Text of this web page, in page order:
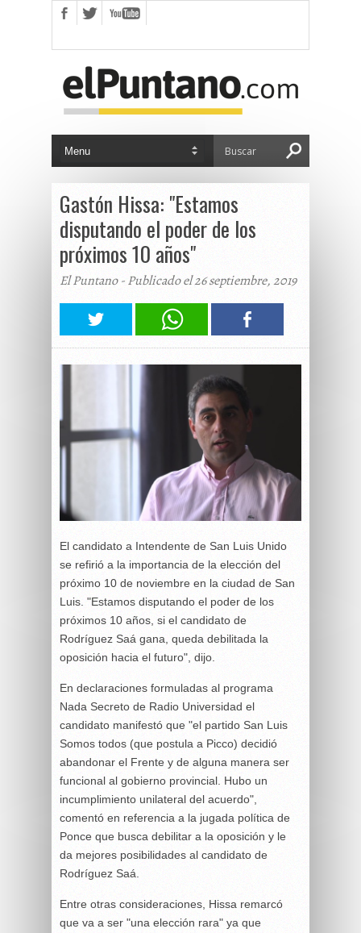
Gastón Hissa: "Estamos
disputando el poder de los
próximos 10 años"
El Puntano - Publicado el 26 septiembre, 2019
El candidato a Intendente de San Luis Unido
se refirió a la importancia de la elección del
próximo 10 de noviembre en la ciudad de San
Luis. "Estamos disputando el poder de los
próximos 10 años, si el candidato de
Rodríguez Saá gana, queda debilitada la
oposición hacia el futuro", dijo.
En declaraciones formuladas al programa
Nada Secreto de Radio Universidad el
candidato manifestó que "el partido San Luis
Somos todos (que postula a Picco) decidió
abandonar el Frente y de alguna manera ser
funcional al gobierno provincial. Hubo un
incumplimiento unilateral del acuerdo",
comentó en referencia a la jugada política de
Ponce que busca debilitar a la oposición y le
da mejores posibilidades al candidato de
Rodríguez Saá.
Entre otras consideraciones, Hissa remarcó
que va a ser "una elección rara" ya que